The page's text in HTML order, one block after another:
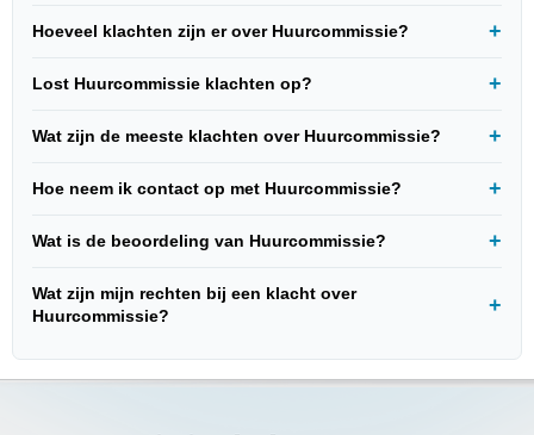
Hoeveel klachten zijn er over Huurcommissie?
Lost Huurcommissie klachten op?
Wat zijn de meeste klachten over Huurcommissie?
Hoe neem ik contact op met Huurcommissie?
Wat is de beoordeling van Huurcommissie?
Wat zijn mijn rechten bij een klacht over
Huurcommissie?